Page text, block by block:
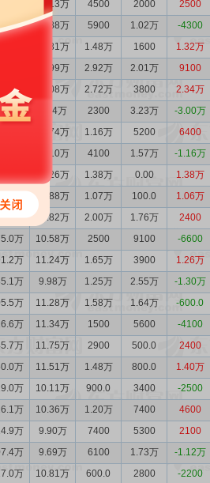
14.13万 4500 2000 2500
万 13.88万 5900 1.02万 -4300
14.31万 1.48万 1600 1.32万
12.99万 2.92万 2.01万 9100
万 12.08万 2.72万 3800 2.34万
万 9.74万 2300 3.23万 -3.00万
12.74万 1.16万 5200 6400
12.10万 4100 1.57万 -1.16万
13.26万 1.38万 0.00 1.38万
万 11.88万 1.07万 100.0 1.06万
万 10.82万 2.00万 1.76万 2400
万 10.58万 2500 9100 -6600
万 11.24万 1.65万 3900 1.26万
万 9.98万 1.25万 2.55万 -1.30万
万 11.28万 1.58万 1.64万 -600.0
万 11.34万 1500 5600 -4100
万 11.75万 2900 500.0 2400
万 11.51万 1.48万 800.0 1.40万
万 10.11万 900.0 3400 -2500
万 10.36万 1.20万 7400 4600
万 9.90万 7400 5300 2100
万 9.69万 6100 1.73万 -1.12万
万 10.81万 600.0 2800 -2200